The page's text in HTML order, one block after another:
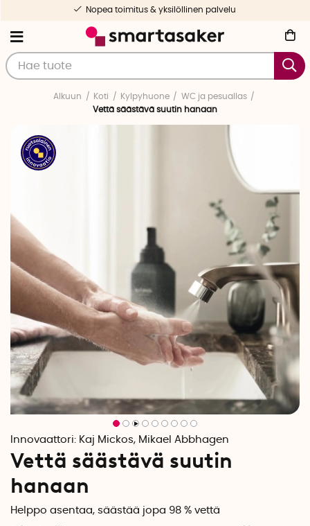
Nopea toimitus & yksilöllinen palvelu
Alkuun Koti Kylpyhuone
WC ja pesuallas
Vettä säästävä suutin hanaan
Innovaattori: Kaj Mickos, Mikael Abbhagen
Vettä säästävä suutin
hanaan
Helppo asentaa, säästää jopa 98 % vettä